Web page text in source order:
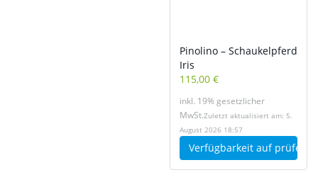
Pinolino – Schaukelpferd
Iris
115,00 €
inkl. 19% gesetzlicher
MwSt.Zuletzt aktualisiert am: 5.
August 2026 18:57
Verfügbarkeit auf prüfen